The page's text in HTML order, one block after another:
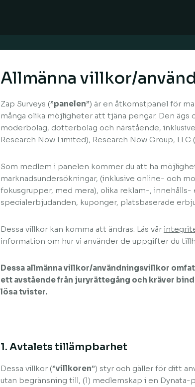
Allmänna villkor/
Zap Surveys (”panelen”) är en åtkomstpanel för
många olika möjligheter att tjäna pengar. Den ägs
moderbolag, dotterbolag och närstående,
Research Now Limited), Research Now Group, LLC
Som medlem i panelen kommer du att ha
marknadsundersökningar, (inklusive online- och
fokusgrupper, med mera), olika reklam-,
specialerbjudanden, kuponger, platsbaserade
Dessa villkor kan komma att ändras. Läs vår
information om hur vi använder de uppgifter du
Dessa allmänna villkor/användningsvillkor
ett avstående från juryrättegång och kräver
lösa tvister.
1. Avtalets tillämpbarhet
Dessa villkor (”villkoren”) styr och gäller för ditt
utan begränsning till, (1) medlemskap i en